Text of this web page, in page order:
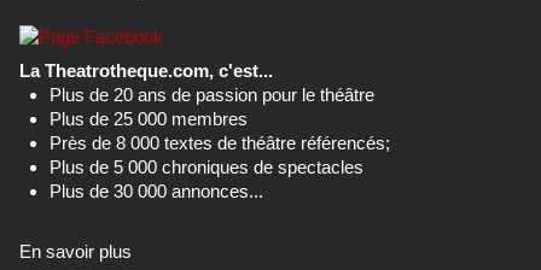
La Theatrotheque.com, c'est...
Plus de 20 ans de passion pour le théâtre
Plus de 25 000 membres
Près de 8 000 textes de théâtre référencés;
Plus de 5 000 chroniques de spectacles
Plus de 30 000 annonces...
En savoir plus